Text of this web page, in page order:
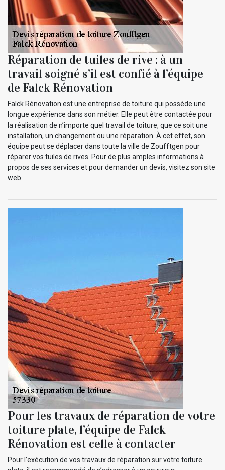
Réparation de tuiles de rive : à un
travail soigné s’il est confié à l’équipe
de Falck Rénovation
Falck Rénovation est une entreprise de toiture qui possède une
longue expérience dans son métier. Elle peut être contactée pour
la réalisation de n’importe quel travail de toiture, que ce soit une
installation, un changement ou une réparation. À cet effet, son
équipe peut se déplacer dans toute la ville de Zoufftgen pour
réparer vos tuiles de rives. Pour de plus amples informations à
propos de ses services et pour demander un devis, visitez son site
web.
Pour les travaux de réparation de votre
toiture plate, l’équipe de Falck
Rénovation est celle à contacter
Pour l’exécution de vos travaux de réparation sur votre toiture